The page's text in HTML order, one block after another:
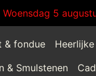
5
& fondue
& Smulstenen